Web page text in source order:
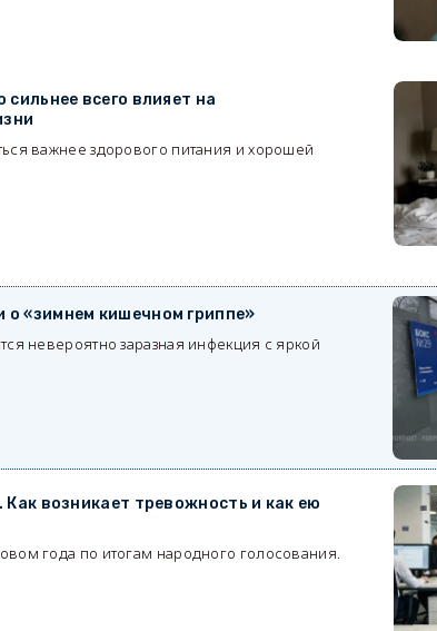
всего влияет на
важнее здорового питания и хорошей
о «зимнем кишечном гриппе»
невероятно заразная инфекция с яркой
возникает тревожность и как ею
года по итогам народного голосования.